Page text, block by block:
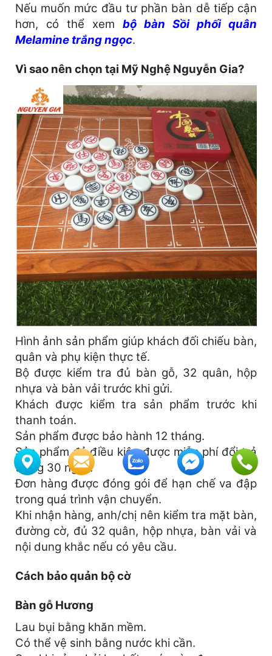
Nếu muốn mức đầu tư phần bàn dễ tiếp cận
hơn, có thể xem bộ bàn Sồi phối quân
Melamine trắng ngọc.
Vì sao nên chọn tại Mỹ Nghệ Nguyễn Gia?
Hình ảnh sản phẩm giúp khách đối chiếu bàn,
quân và phụ kiện thực tế.
Bộ được kiểm tra đủ bàn gỗ, 32 quân, hộp
nhựa và bàn vải trước khi gửi.
Khách được kiểm tra sản phẩm trước khi
thanh toán.
Sản phẩm được bảo hành 12 tháng.
Sản phẩm đủ điều kiện được miễn phí đổi trả
trong 30 ngày.
Đơn hàng được đóng gói để hạn chế va đập
trong quá trình vận chuyển.
Khi nhận hàng, anh/chị nên kiểm tra mặt bàn,
đường cờ, đủ 32 quân, hộp nhựa, bàn vải và
nội dung khắc nếu có yêu cầu.
Cách bảo quản bộ cờ
Bàn gỗ Hương
Lau bụi bằng khăn mềm.
Có thể vệ sinh bằng nước khi cần.